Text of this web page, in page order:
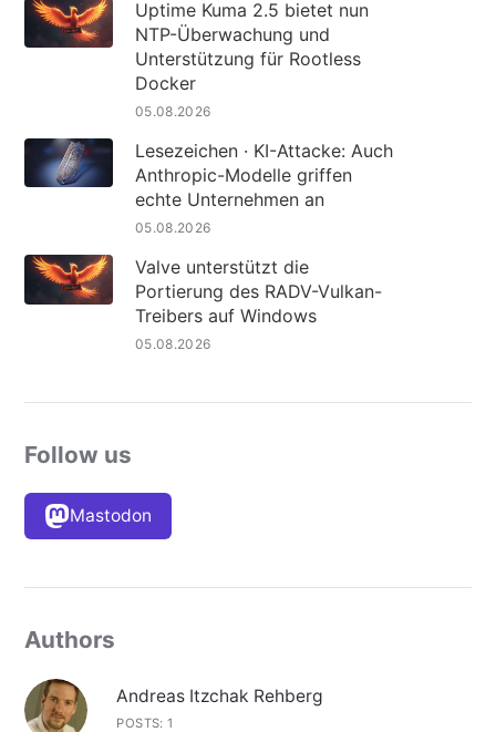
Uptime Kuma 2.5 bietet nun
NTP-Überwachung und
Unterstützung für Rootless
Docker
05.08.2026
Lesezeichen · KI-Attacke: Auch
Anthropic-Modelle griffen
echte Unternehmen an
05.08.2026
Valve unterstützt die
Portierung des RADV-Vulkan-
Treibers auf Windows
05.08.2026
Follow us
Mastodon
Authors
Andreas Itzchak Rehberg
POSTS: 1